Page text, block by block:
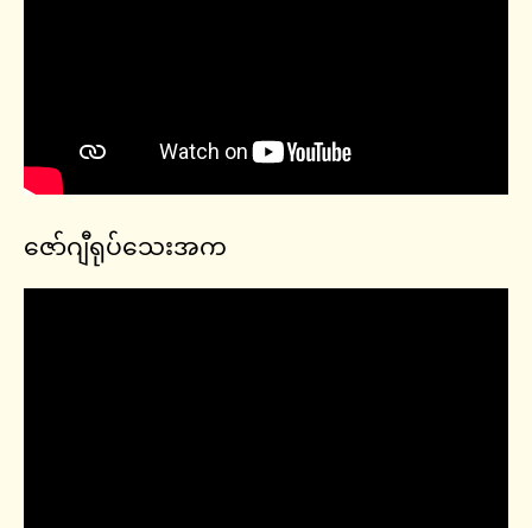
ဇော်ဂျီရုပ်သေးအက